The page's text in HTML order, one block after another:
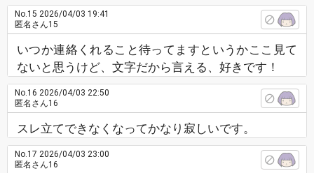
No.15 2026/04/03 19:41
匿名さん15
いつか連絡くれること待ってますというかここ見て
ないと思うけど、文字だから言える、好きです！
No.16 2026/04/03 22:50
匿名さん16
スレ立てできなくなってかなり寂しいです。
No.17 2026/04/03 23:00
匿名さん16